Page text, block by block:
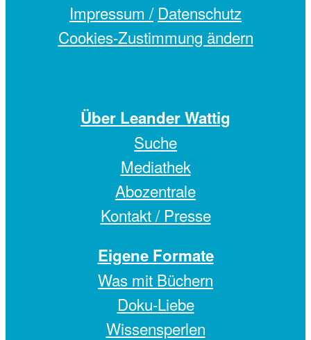
Impressum / Datenschutz
Cookies-Zustimmung ändern
Über Leander Wattig
Suche
Mediathek
Abozentrale
Kontakt / Presse
Eigene Formate
Was mit Büchern
Doku-Liebe
Wissensperlen